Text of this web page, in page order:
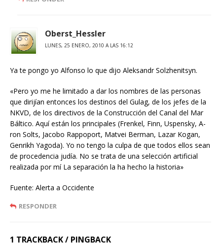
Oberst_Hessler
LUNES, 25 ENERO, 2010 A LAS 16:12
Ya te pongo yo Alfonso lo que dijo Aleksandr Solzhenitsyn.
«Pero yo me he limitado a dar los nombres de las personas
que dirijían entonces los destinos del Gulag, de los jefes de la
NKVD, de los directivos de la Construcción del Canal del Mar
Báltico. Aquí están los principales (Frenkel, Finn, Uspensky, A-
ron Solts, Jacobo Rappoport, Matvei Berman, Lazar Kogan,
Genrikh Yagoda). Yo no tengo la culpa de que todos ellos sean
de procedencia judía. No se trata de una selección artificial
realizada por mí La separación la ha hecho la historia»
Fuente: Alerta a Occidente
RESPONDER
1 TRACKBACK / PINGBACK